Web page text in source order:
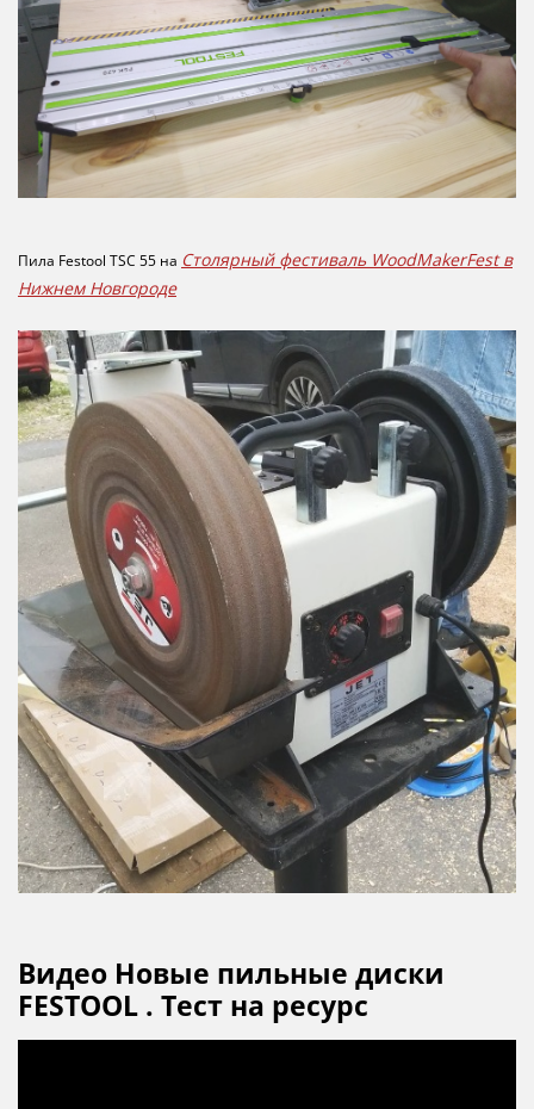
Пила Festool TSC 55 на Столярный фестиваль WoodMakerFest в
Нижнем Новгороде
Видео Новые пильные диски
FESTOOL . Тест на ресурс